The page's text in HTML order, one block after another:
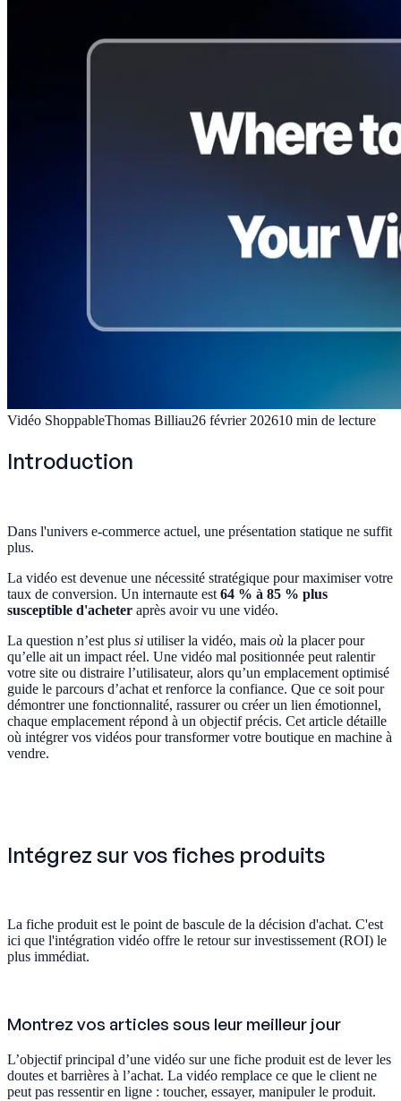
Vidéo ShoppableThomas Billiau26 février 202610 min de lecture
Introduction
Dans l'univers e-commerce actuel, une présentation statique ne suffit
plus.
La vidéo est devenue une nécessité stratégique pour maximiser votre
taux de conversion. Un internaute est 64 % à 85 % plus
susceptible d'acheter après avoir vu une vidéo.
La question n’est plus si utiliser la vidéo, mais où la placer pour
qu’elle ait un impact réel. Une vidéo mal positionnée peut ralentir
votre site ou distraire l’utilisateur, alors qu’un emplacement optimisé
guide le parcours d’achat et renforce la confiance. Que ce soit pour
démontrer une fonctionnalité, rassurer ou créer un lien émotionnel,
chaque emplacement répond à un objectif précis. Cet article détaille
où intégrer vos vidéos pour transformer votre boutique en machine à
vendre.
Intégrez sur vos fiches produits
La fiche produit est le point de bascule de la décision d'achat. C'est
ici que l'intégration vidéo offre le retour sur investissement (ROI) le
plus immédiat.
Montrez vos articles sous leur meilleur jour
L’objectif principal d’une vidéo sur une fiche produit est de lever les
doutes et barrières à l’achat. La vidéo remplace ce que le client ne
peut pas ressentir en ligne : toucher, essayer, manipuler le produit.